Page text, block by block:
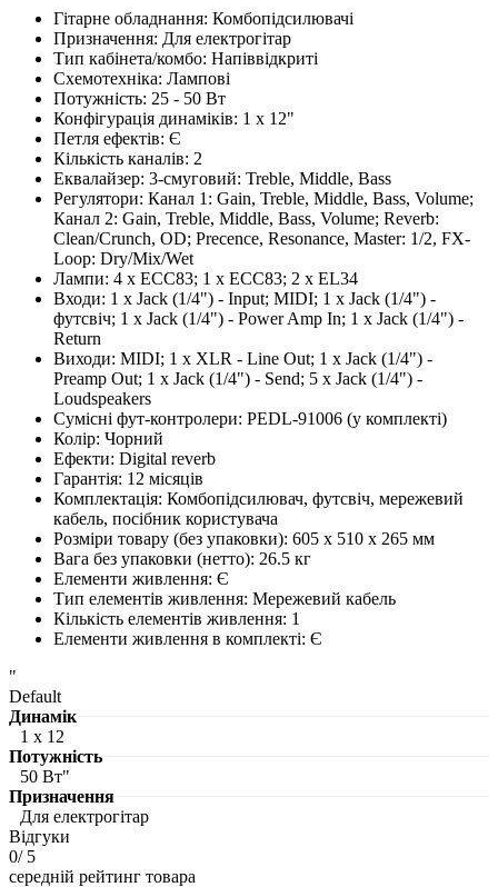
Гітарне обладнання: Комбопідсилювачі
Призначення: Для електрогітар
Тип кабінета/комбо: Напіввідкриті
Схемотехніка: Лампові
Потужність: 25 - 50 Вт
Конфігурація динаміків: 1 x 12"
Петля ефектів: Є
Кількість каналів: 2
Еквалайзер: 3-смуговий: Treble, Middle, Bass
Регулятори: Канал 1: Gain, Treble, Middle, Bass, Volume;
Канал 2: Gain, Treble, Middle, Bass, Volume; Reverb:
Clean/Crunch, OD; Precence, Resonance, Master: 1/2, FX-
Loop: Dry/Mix/Wet
Лампи: 4 x ECC83; 1 x ECC83; 2 x EL34
Входи: 1 x Jack (1/4") - Input; MIDI; 1 x Jack (1/4") -
футсвіч; 1 x Jack (1/4") - Power Amp In; 1 x Jack (1/4") -
Return
Виходи: MIDI; 1 х XLR - Line Out; 1 x Jack (1/4") -
Preamp Out; 1 x Jack (1/4") - Send; 5 x Jack (1/4") -
Loudspeakers
Сумісні фут-контролери: PEDL-91006 (у комплекті)
Колір: Чорний
Ефекти: Digital reverb
Гарантія: 12 місяців
Комплектація: Комбопідсилювач, футсвіч, мережевий
кабель, посібник користувача
Розміри товару (без упаковки): 605 х 510 х 265 мм
Вага без упаковки (нетто): 26.5 кг
Елементи живлення: Є
Тип елементів живлення: Мережевий кабель
Кількість елементів живлення: 1
Елементи живлення в комплекті: Є
"
Default
Динамік
1 х 12
Потужність
50 Вт"
Призначення
Для електрогітар
Відгуки
0/ 5
середній рейтинг товара